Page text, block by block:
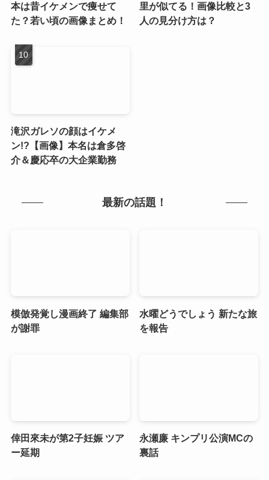
本は昔イケメンで痩せて
た？若い頃の画像まとめ！
里が似てる！画像比較と3
人の見分け方は？
滝沢ガレソの顔はイケメ
ン!?【画像】本名は倉多啓
介＆慶応卒の大企業勤務
最新の話題！
模倣発覚し漫画終了 編集部
が謝罪
水曜どうでしょう 新たな旅
を報告
倖田來未が第2子妊娠 ツア
ー延期
永瀬廉 キンプリ公演MCの
裏話